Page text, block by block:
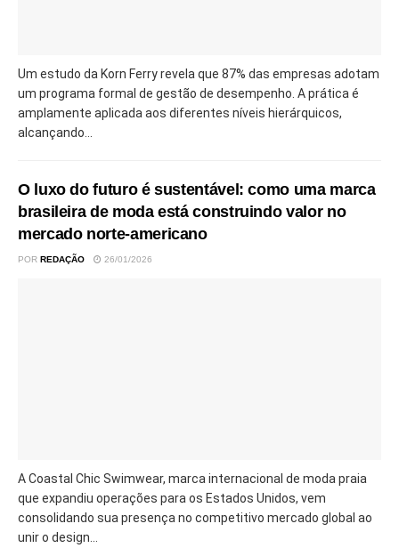
Um estudo da Korn Ferry revela que 87% das empresas adotam
um programa formal de gestão de desempenho. A prática é
amplamente aplicada aos diferentes níveis hierárquicos,
alcançando...
O luxo do futuro é sustentável: como uma marca
brasileira de moda está construindo valor no
mercado norte-americano
POR REDAÇÃO 26/01/2026
A Coastal Chic Swimwear, marca internacional de moda praia
que expandiu operações para os Estados Unidos, vem
consolidando sua presença no competitivo mercado global ao
unir o design...